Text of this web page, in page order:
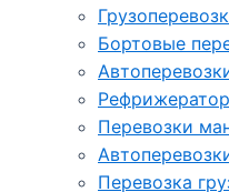
Бортовые
Перевозки
Перевозка